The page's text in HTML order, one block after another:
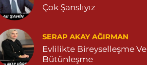
Çok Şanslıyız
SERAP AKAY AĞIRMAN
Evlilikte Bireyselleşme Ve
Bütünleşme